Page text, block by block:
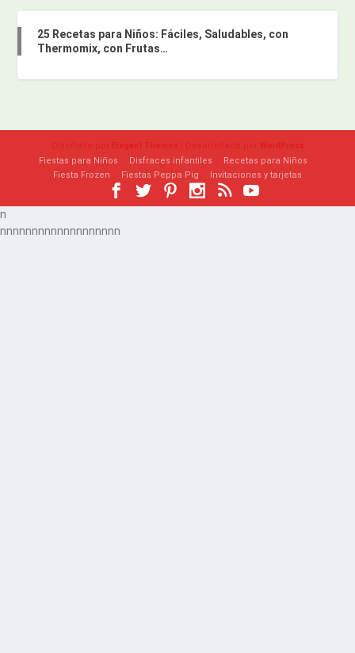
25 Recetas para Niños: Fáciles, Saludables, con
Thermomix, con Frutas…
Diseñado por Elegant Themes | Desarrollado por WordPress
Fiestas para Niños Disfraces infantiles
Recetas para Niños
Fiesta Frozen
Fiestas Peppa Pig Invitaciones y tarjetas
n
nnnnnnnnnnnnnnnnnnn